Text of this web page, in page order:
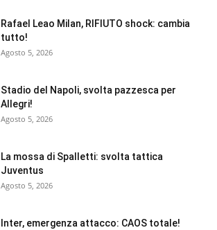
Rafael Leao Milan, RIFIUTO shock: cambia
tutto!
Agosto 5, 2026
Stadio del Napoli, svolta pazzesca per
Allegri!
Agosto 5, 2026
La mossa di Spalletti: svolta tattica
Juventus
Agosto 5, 2026
Inter, emergenza attacco: CAOS totale!